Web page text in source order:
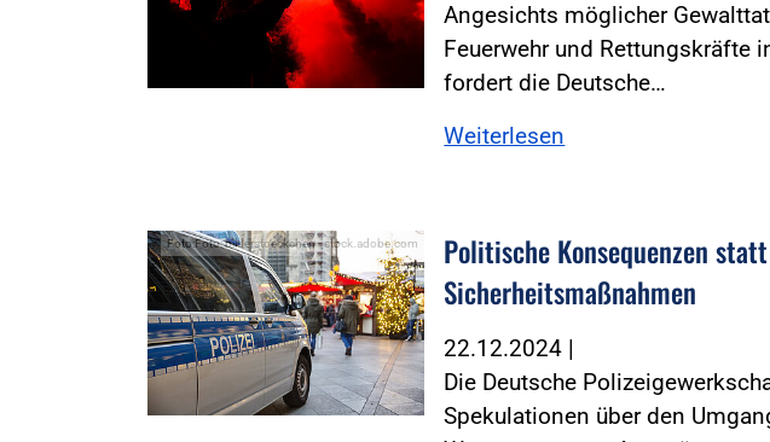
Angesichts möglicher
Feuerwehr und Rettungskräfte
fordert die Deutsche…
Weiterlesen
Foto:Foto: bilderstoeckchen - stock.adobe.com
Politische Konsequenzen
Sicherheitsmaßnahmen
22.12.2024 |
Die Deutsche
Spekulationen über den